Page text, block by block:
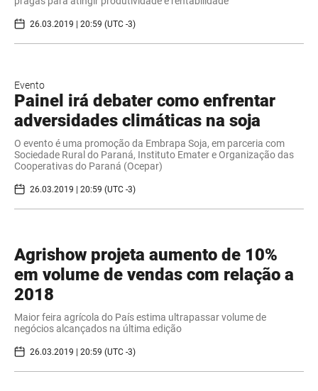
26.03.2019 | 20:59 (UTC -3)
Evento
Painel irá debater como enfrentar
adversidades climáticas na soja
O evento é uma promoção da Embrapa Soja, em parceria com
Sociedade Rural do Paraná, Instituto Emater e Organização das
Cooperativas do Paraná (Ocepar)
26.03.2019 | 20:59 (UTC -3)
Agrishow projeta aumento de 10%
em volume de vendas com relação a
2018
Maior feira agrícola do País estima ultrapassar volume de
negócios alcançados na última edição
26.03.2019 | 20:59 (UTC -3)